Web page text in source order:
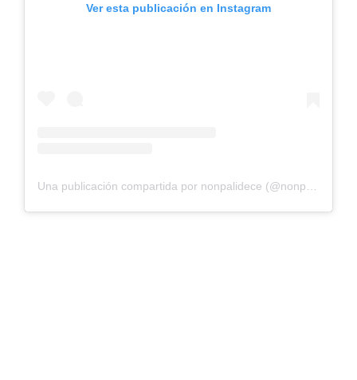
Ver esta publicación en Instagram